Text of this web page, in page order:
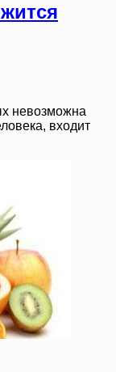
невозможна
входит